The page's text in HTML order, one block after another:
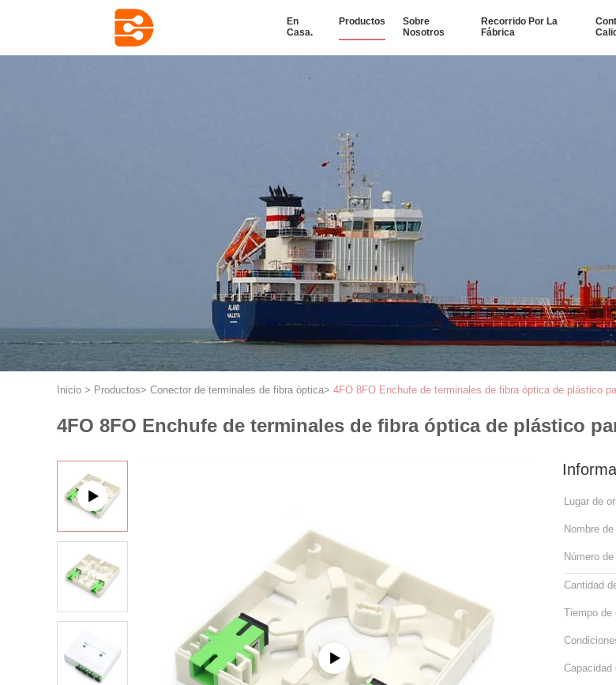
En
Casa.
Productos
Sobre
Nosotros
Recorrido Por La
Fábrica
Inicio > Productos> Conector de terminales de fibra óptica> 4FO 8FO Enchufe de terminales de fibra óptica de plástico
4FO 8FO Enchufe de terminales de fibra óptica de plástico
Lugar de
Nombre
Número
Cantidad
Tiempo de
Capacidad